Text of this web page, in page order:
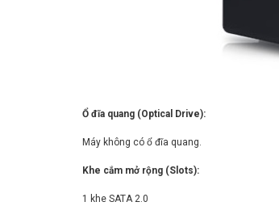
Ổ đĩa quang (Optical Drive):
Máy không có ổ đĩa quang.
Khe cắm mở rộng (Slots):
1 khe SATA 2.0